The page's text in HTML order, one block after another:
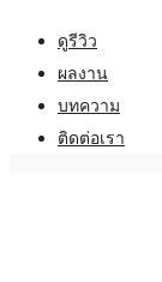
ดูรีวิว
ผลงาน
บทความ
ติดต่อเรา